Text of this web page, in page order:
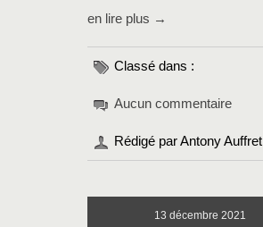
en lire plus →
Classé dans :
Aucun commentaire
Rédigé par Antony Auffret
13 décembre 2021